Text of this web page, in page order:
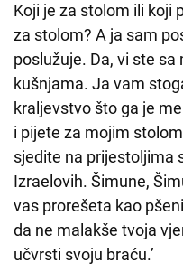
Koji je za stolom ili koji
za stolom? A ja sam
poslužuje. Da, vi ste
kušnjama. Ja vam
kraljevstvo što ga je
i pijete za mojim
sjedite na prijestoljima
Izraelovih. Šimune,
vas prorešeta kao
da ne malakše tvoja
učvrsti svoju braću.’